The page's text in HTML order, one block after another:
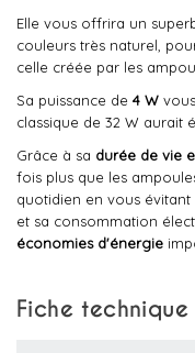
Elle vous offrira un
couleurs très naturel,
celle créée par les
Sa puissance de 4 W
classique de 32 W aurait
Grâce à sa durée de vie
fois plus que les
quotidien en vous
et sa consommation
économies d'énergie
Fiche technique